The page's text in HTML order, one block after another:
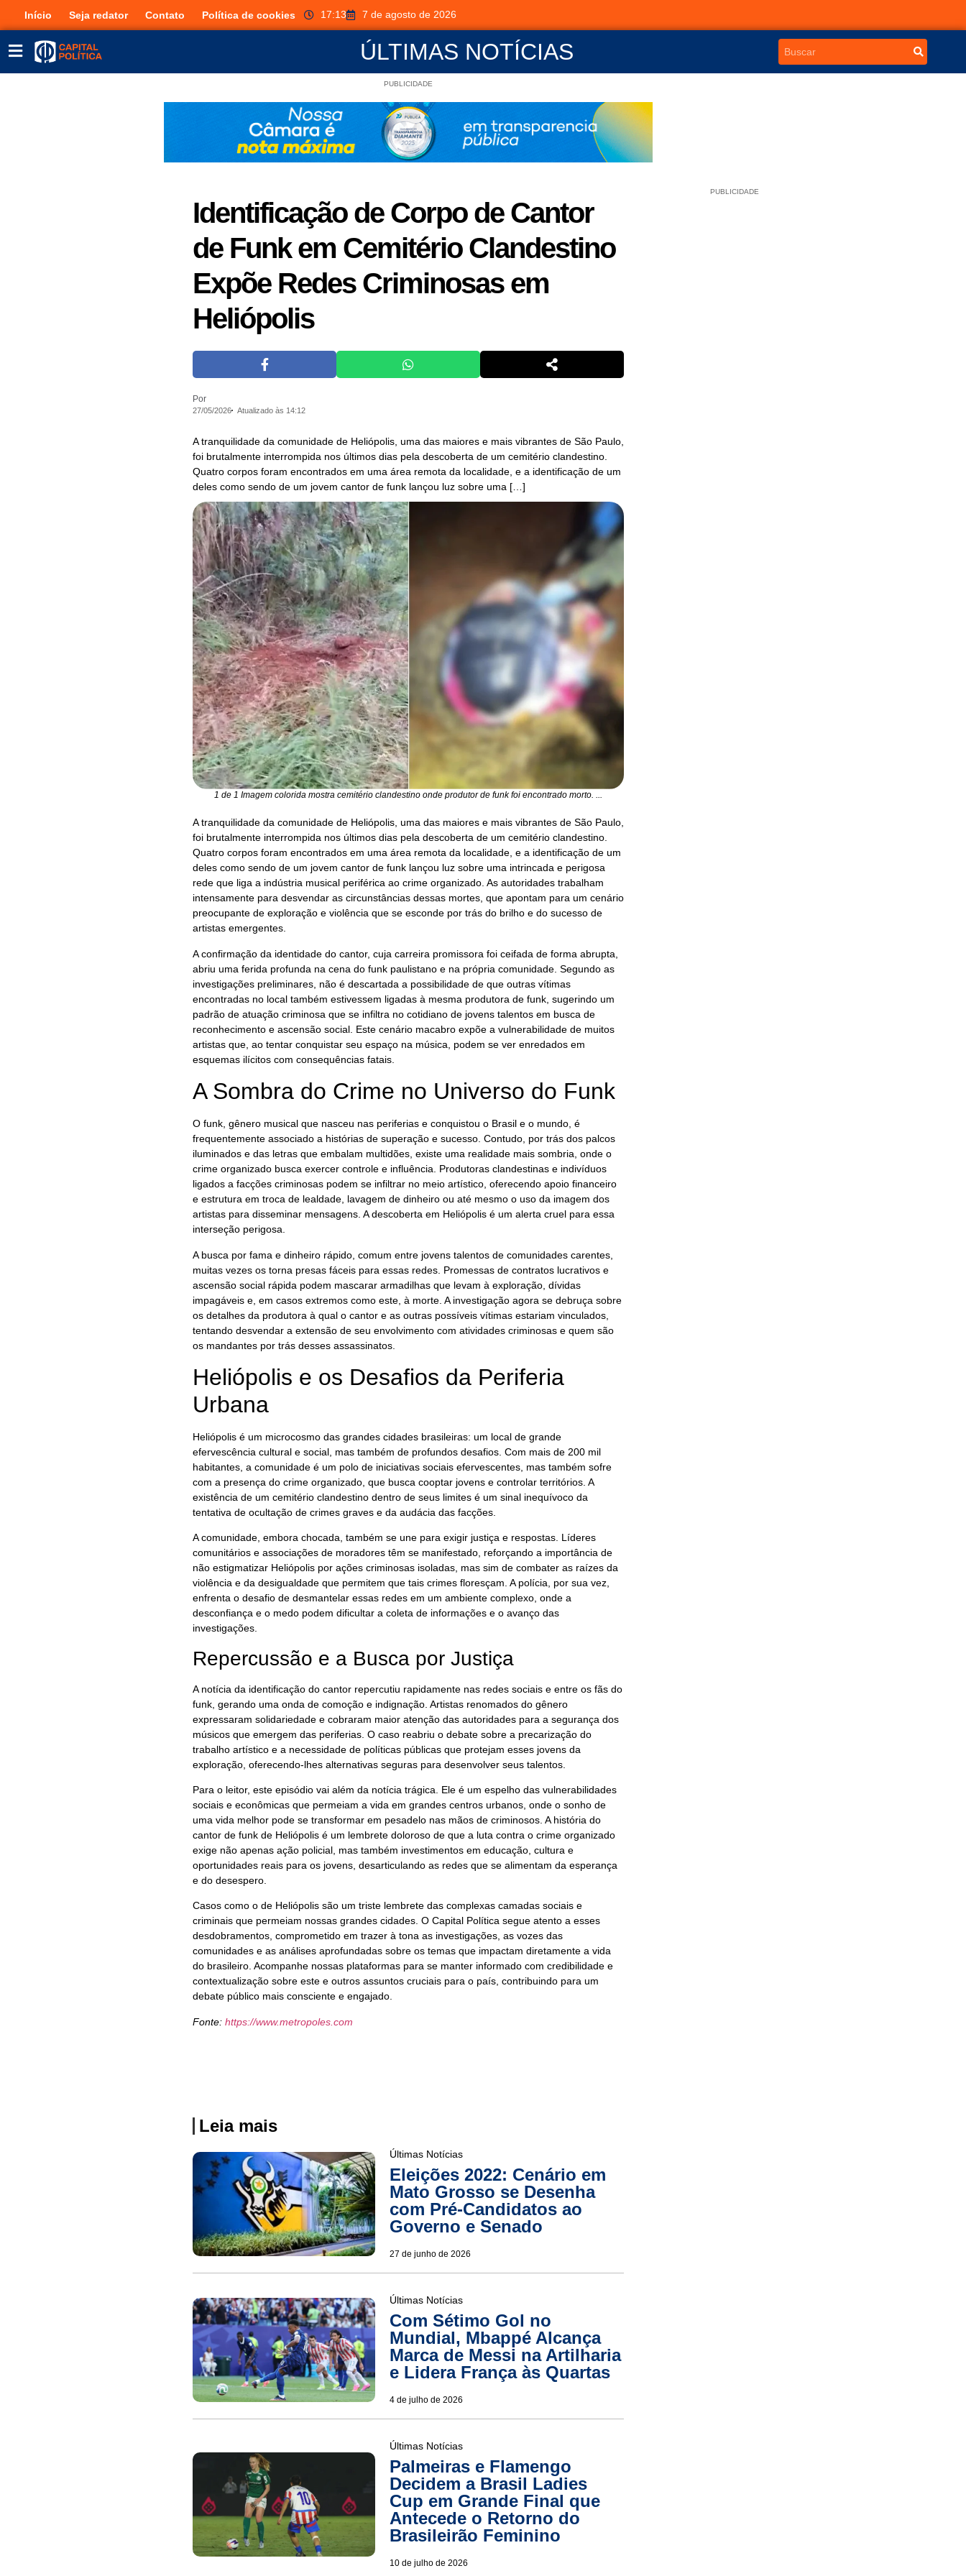
Início Seja redator Contato Política de cookies 17:13 7 de agosto de 2026
ÚLTIMAS NOTÍCIAS
PUBLICIDADE
Identificação de Corpo de Cantor
de Funk em Cemitério Clandestino
Expõe Redes Criminosas em
Heliópolis
Por
27/05/2026 Atualizado às 14:12
A tranquilidade da comunidade de Heliópolis, uma das maiores e mais vibrantes de São Paulo,
foi brutalmente interrompida nos últimos dias pela descoberta de um cemitério clandestino.
Quatro corpos foram encontrados em uma área remota da localidade, e a identificação de um
deles como sendo de um jovem cantor de funk lançou luz sobre uma […]
1 de 1 Imagem colorida mostra cemitério clandestino onde produtor de funk foi encontrado morto. ...
A tranquilidade da comunidade de Heliópolis, uma das maiores e mais vibrantes de São Paulo,
foi brutalmente interrompida nos últimos dias pela descoberta de um cemitério clandestino.
Quatro corpos foram encontrados em uma área remota da localidade, e a identificação de um
deles como sendo de um jovem cantor de funk lançou luz sobre uma intrincada e perigosa
rede que liga a indústria musical periférica ao crime organizado. As autoridades trabalham
intensamente para desvendar as circunstâncias dessas mortes, que apontam para um cenário
preocupante de exploração e violência que se esconde por trás do brilho e do sucesso de
artistas emergentes.
A confirmação da identidade do cantor, cuja carreira promissora foi ceifada de forma abrupta,
abriu uma ferida profunda na cena do funk paulistano e na própria comunidade. Segundo as
investigações preliminares, não é descartada a possibilidade de que outras vítimas
encontradas no local também estivessem ligadas à mesma produtora de funk, sugerindo um
padrão de atuação criminosa que se infiltra no cotidiano de jovens talentos em busca de
reconhecimento e ascensão social. Este cenário macabro expõe a vulnerabilidade de muitos
artistas que, ao tentar conquistar seu espaço na música, podem se ver enredados em
esquemas ilícitos com consequências fatais.
A Sombra do Crime no Universo do Funk
O funk, gênero musical que nasceu nas periferias e conquistou o Brasil e o mundo, é
frequentemente associado a histórias de superação e sucesso. Contudo, por trás dos palcos
iluminados e das letras que embalam multidões, existe uma realidade mais sombria, onde o
crime organizado busca exercer controle e influência. Produtoras clandestinas e indivíduos
ligados a facções criminosas podem se infiltrar no meio artístico, oferecendo apoio financeiro
e estrutura em troca de lealdade, lavagem de dinheiro ou até mesmo o uso da imagem dos
artistas para disseminar mensagens. A descoberta em Heliópolis é um alerta cruel para essa
interseção perigosa.
A busca por fama e dinheiro rápido, comum entre jovens talentos de comunidades carentes,
muitas vezes os torna presas fáceis para essas redes. Promessas de contratos lucrativos e
ascensão social rápida podem mascarar armadilhas que levam à exploração, dívidas
impagáveis e, em casos extremos como este, à morte. A investigação agora se debruça sobre
os detalhes da produtora à qual o cantor e as outras possíveis vítimas estariam vinculados,
tentando desvendar a extensão de seu envolvimento com atividades criminosas e quem são
os mandantes por trás desses assassinatos.
Heliópolis e os Desafios da Periferia
Urbana
Heliópolis é um microcosmo das grandes cidades brasileiras: um local de grande
efervescência cultural e social, mas também de profundos desafios. Com mais de 200 mil
habitantes, a comunidade é um polo de iniciativas sociais efervescentes, mas também sofre
com a presença do crime organizado, que busca cooptar jovens e controlar territórios. A
existência de um cemitério clandestino dentro de seus limites é um sinal inequívoco da
tentativa de ocultação de crimes graves e da audácia das facções.
A comunidade, embora chocada, também se une para exigir justiça e respostas. Líderes
comunitários e associações de moradores têm se manifestado, reforçando a importância de
não estigmatizar Heliópolis por ações criminosas isoladas, mas sim de combater as raízes da
violência e da desigualdade que permitem que tais crimes floresçam. A polícia, por sua vez,
enfrenta o desafio de desmantelar essas redes em um ambiente complexo, onde a
desconfiança e o medo podem dificultar a coleta de informações e o avanço das
investigações.
Repercussão e a Busca por Justiça
A notícia da identificação do cantor repercutiu rapidamente nas redes sociais e entre os fãs do
funk, gerando uma onda de comoção e indignação. Artistas renomados do gênero
expressaram solidariedade e cobraram maior atenção das autoridades para a segurança dos
músicos que emergem das periferias. O caso reabriu o debate sobre a precarização do
trabalho artístico e a necessidade de políticas públicas que protejam esses jovens da
exploração, oferecendo-lhes alternativas seguras para desenvolver seus talentos.
Para o leitor, este episódio vai além da notícia trágica. Ele é um espelho das vulnerabilidades
sociais e econômicas que permeiam a vida em grandes centros urbanos, onde o sonho de
uma vida melhor pode se transformar em pesadelo nas mãos de criminosos. A história do
cantor de funk de Heliópolis é um lembrete doloroso de que a luta contra o crime organizado
exige não apenas ação policial, mas também investimentos em educação, cultura e
oportunidades reais para os jovens, desarticulando as redes que se alimentam da esperança
e do desespero.
Casos como o de Heliópolis são um triste lembrete das complexas camadas sociais e
criminais que permeiam nossas grandes cidades. O Capital Política segue atento a esses
desdobramentos, comprometido em trazer à tona as investigações, as vozes das
comunidades e as análises aprofundadas sobre os temas que impactam diretamente a vida
do brasileiro. Acompanhe nossas plataformas para se manter informado com credibilidade e
contextualização sobre este e outros assuntos cruciais para o país, contribuindo para um
debate público mais consciente e engajado.
Fonte: https://www.metropoles.com
Leia mais
Últimas Notícias
Eleições 2022: Cenário em
Mato Grosso se Desenha
com Pré-Candidatos ao
Governo e Senado
27 de junho de 2026
Últimas Notícias
Com Sétimo Gol no
Mundial, Mbappé Alcança
Marca de Messi na Artilharia
e Lidera França às Quartas
4 de julho de 2026
Últimas Notícias
Palmeiras e Flamengo
Decidem a Brasil Ladies
Cup em Grande Final que
Antecede o Retorno do
Brasileirão Feminino
10 de julho de 2026
PUBLICIDADE